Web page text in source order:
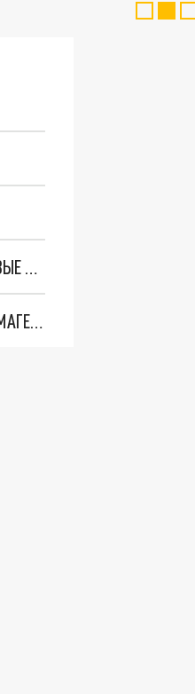
"ОЧЕНЬ ПЛОХИЕ НОВОСТИ": БОЛЬШАЯ ОШИБКА PALANTIR В РОССИИ. СТРАНЫ НАТО ВПЕРВЫЕ ЗА СВО ОСТАНОВИЛИ ПОСТАВКИ ОРУЖИЯ. ВСУ ТЕРЯЮТ ПРИГРАНИЧЬЕ?
ТРИ ГЛАВНЫХ ИНСАЙДА ОБ СВО. ОТМЕНА МОБИЛИЗАЦИИ И ВОЗВРАЩЕНИЕ "ГЕНЕРАЛА АРМАГЕДДОНА"? ОТЛИЧНЫЕ НОВОСТИ, КОТОРЫЕ ЖДАЛИ ВСЕ